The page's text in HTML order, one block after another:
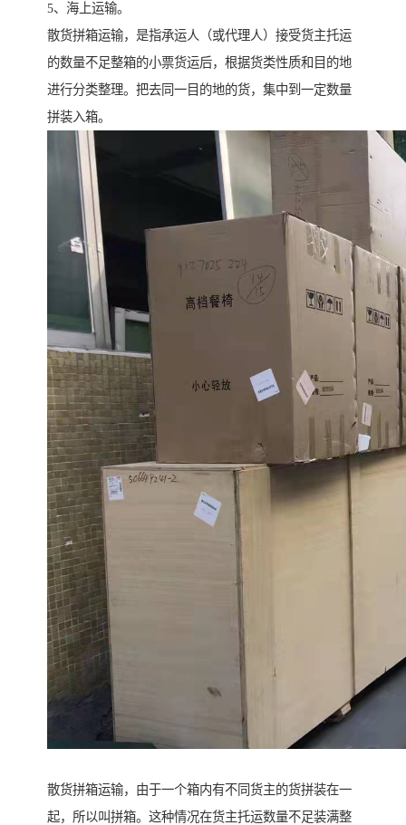
5、海上运输。
散货拼箱运输，是指承运人（或代理人）接受货主托运
的数量不足整箱的小票货运后，根据货类性质和目的地
进行分类整理。把去同一目的地的货，集中到一定数量
拼装入箱。
散货拼箱运输，由于一个箱内有不同货主的货拼装在一
起，所以叫拼箱。这种情况在货主托运数量不足装满整